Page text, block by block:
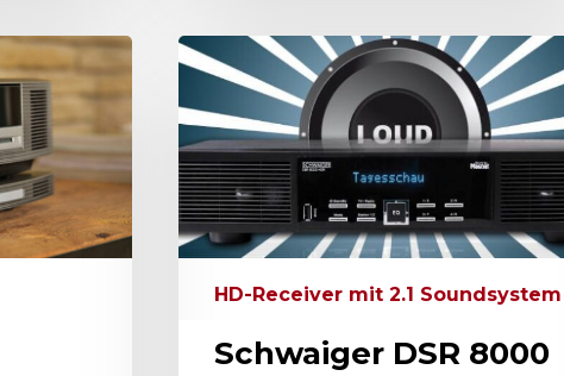
HD-Receiver mit 2.1 Soundsystem
Schwaiger DSR 8000